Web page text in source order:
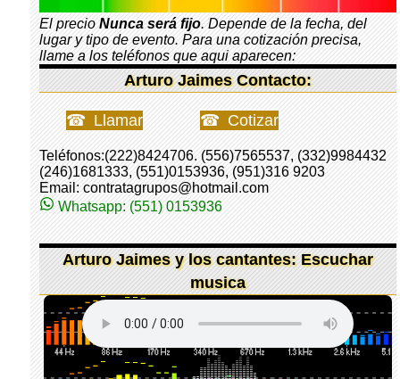
El precioNunca será fijo. Depende de la fecha, del
lugar y tipo de evento. Para una cotización precisa,
llame a los teléfonos que aqui aparecen:
Arturo Jaimes Contacto:
Llamar Cotizar
Teléfonos:(222)8424706. (556)7565537, (332)9984432
(246)1681333, (551)0153936, (951)316 9203
Email: contratagrupos@hotmail.com
Whatsapp: (551) 0153936
Arturo Jaimes y los cantantes: Escuchar
musica